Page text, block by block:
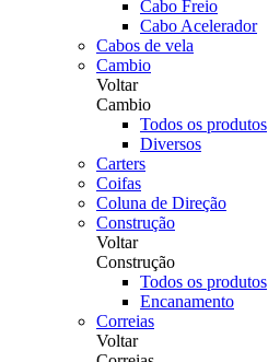
Cabo Freio
Cabo Acelerador
Cabos de vela
Cambio
Voltar
Cambio
Todos os produtos
Diversos
Carters
Coifas
Coluna de Direção
Construção
Voltar
Construção
Todos os produtos
Encanamento
Correias
Voltar